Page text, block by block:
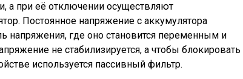
а при её отключении осуществляют
Постоянное напряжение с аккумулятора
напряжения, где оно становится переменным и
не стабилизируется, а чтобы блокировать
используется пассивный фильтр.